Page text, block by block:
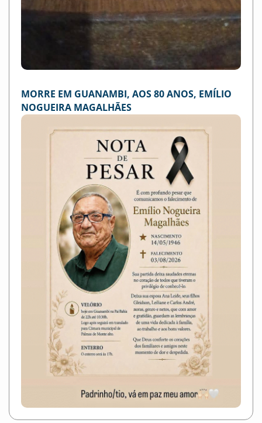
MORRE EM GUANAMBI, AOS 80 ANOS, EMÍLIO
NOGUEIRA MAGALHÃES